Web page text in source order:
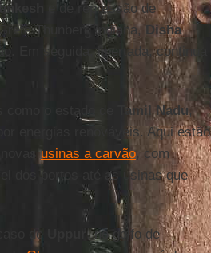
e de repressão de
Thunberg indiana, Disha
Em seguida, libertada, continua
o estado de Tamil Nadu,
energias renováveis. Aqui estão
novasusinas a carvão, com
dos portos até as usinas que
de
, no golfo de